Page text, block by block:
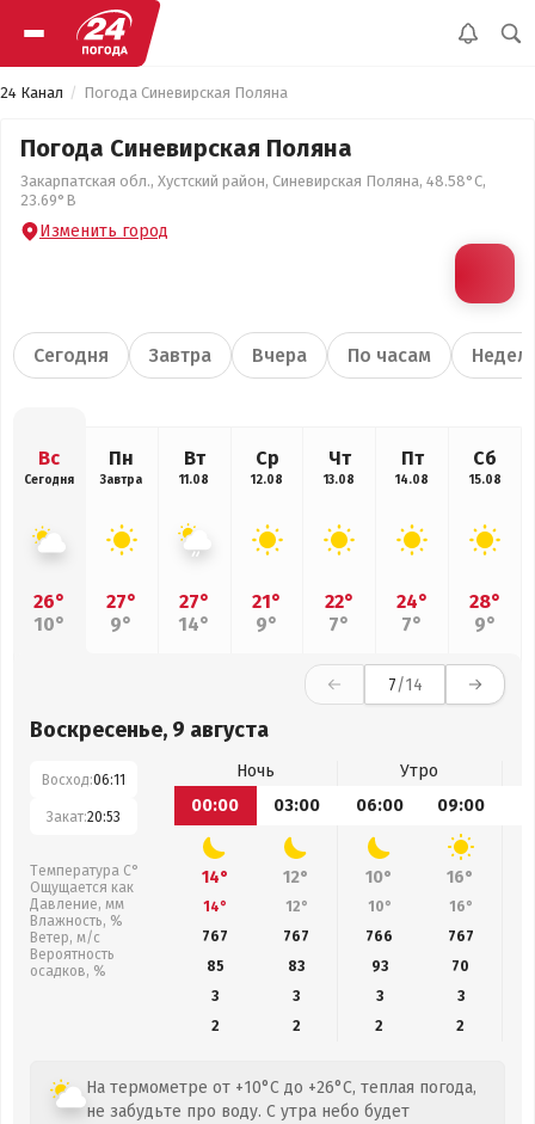
24 Канал Погода Синевирская Поляна
Погода Синевирская Поляна
Закарпатская обл., Хустский район, Синевирская Поляна, 48.58°С,
23.69°В
Изменить город
Сегодня Завтра Вчера По часам
Вс
Сегодня
26°
10°
Пн
Завтра
27°
9°
Вт
11.08
27°
14°
Ср
12.08
21°
9°
Чт
13.08
22°
7°
Пт
14.08
24°
7°
Сб
15.08
28°
9°
7/14
Воскресенье, 9 августа
Восход:06:11
Закат:20:53
Температура С°
Ощущается как
Давление, мм
Влажность, %
Ветер, м/с
Вероятность
осадков, %
Ночь
Утро
00:00
03:00 06:00 09:00
14° 12° 10° 16°
14° 12° 10° 16°
767
767 766 767
85
83 93 70
3
3 3
3
2
2 2 2
На термометре от +10°C до +26°C, теплая погода,
не забудьте про воду. С утра небо будет